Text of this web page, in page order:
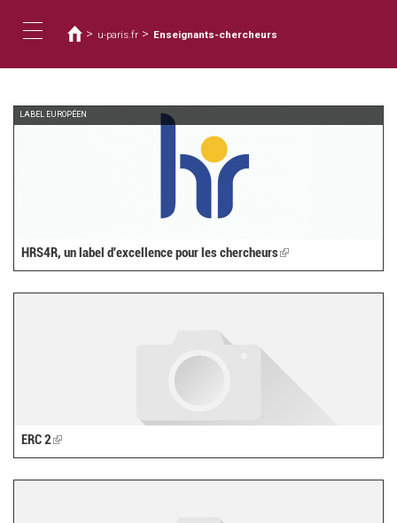
容
navigation
在
這
裡
> u-paris.fr > Enseignants-chercheurs
LABEL EUROPÉEN
HRS4R, un label d'excellence pour les chercheurs(link
is
ERC 2(link
is